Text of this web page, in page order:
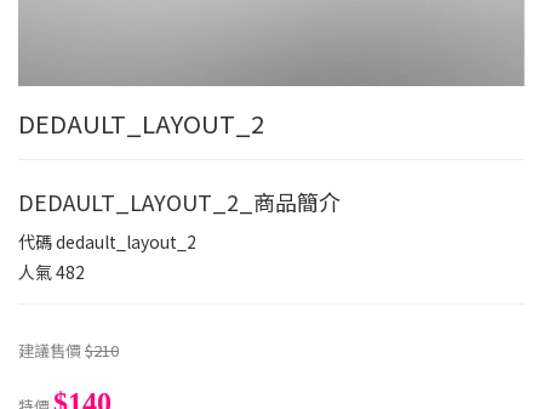
DEDAULT_LAYOUT_2
DEDAULT_LAYOUT_2_商品簡介
代碼dedault_layout_2
人氣482
建議售價$210